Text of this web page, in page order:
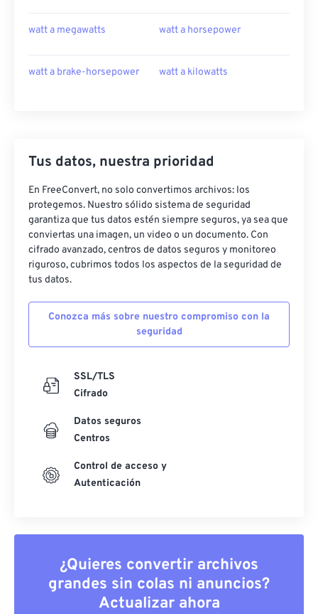
watt a megawatts watt a horsepower
watt a brake-horsepower watt a kilowatts
Tus datos, nuestra prioridad
En FreeConvert, no solo convertimos archivos: los
protegemos. Nuestro sólido sistema de seguridad
garantiza que tus datos estén siempre seguros, ya sea que
conviertas una imagen, un video o un documento. Con
cifrado avanzado, centros de datos seguros y monitoreo
riguroso, cubrimos todos los aspectos de la seguridad de
tus datos.
Conozca más sobre nuestro compromiso con la
seguridad
SSL/TLS
Cifrado
Datos seguros
Centros
Control de acceso y
Autenticación
¿Quieres convertir archivos
grandes sin colas ni anuncios?
Actualizar ahora